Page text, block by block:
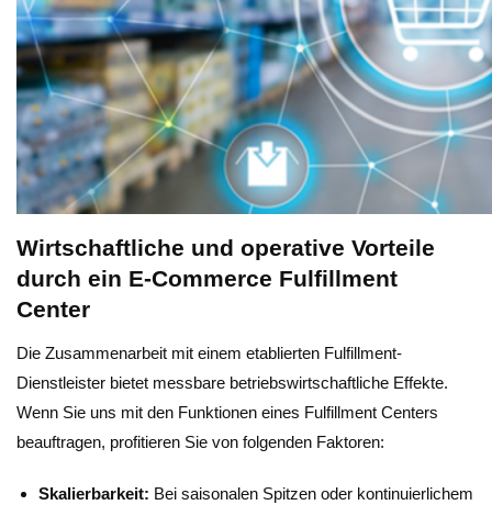
Wirtschaftliche und operative Vorteile
durch ein E-Commerce Fulfillment
Center
Die Zusammenarbeit mit einem etablierten Fulfillment-
Dienstleister bietet messbare betriebswirtschaftliche Effekte.
Wenn Sie uns mit den Funktionen eines Fulfillment Centers
beauftragen, profitieren Sie von folgenden Faktoren:
Skalierbarkeit: Bei saisonalen Spitzen oder kontinuierlichem